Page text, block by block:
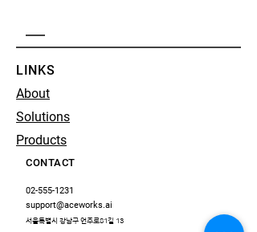
LINKS
About
Solutions
Products
CONTACT
02-555-1231
support@aceworks.ai
서울특별시 강남구 언주로81길 13